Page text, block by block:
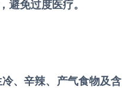
避免过度医疗。
、辛辣、产气食物及含